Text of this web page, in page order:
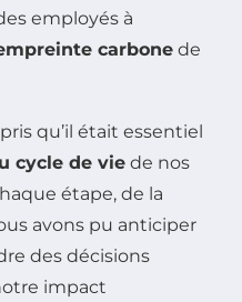
employés à
carbone de
qu’il était essentiel
cycle de vie de nos
étape, de la
avons pu anticiper
des décisions
impact